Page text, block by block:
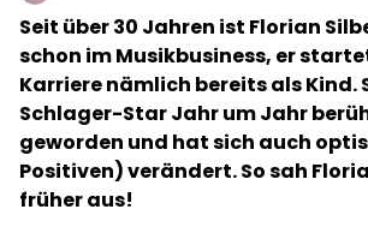
Seit über 30 Jahren ist Florian
schon im Musikbusiness, er
Karriere nämlich bereits als Kind.
Schlager-Star Jahr um Jahr
geworden und hat sich auch
Positiven) verändert. So sah
früher aus!